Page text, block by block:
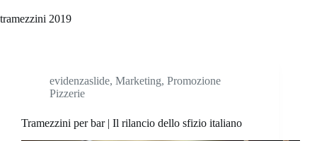
tramezzini 2019
evidenzaslide, Marketing, Promozione
Pizzerie
Tramezzini per bar | Il rilancio dello sfizio italiano